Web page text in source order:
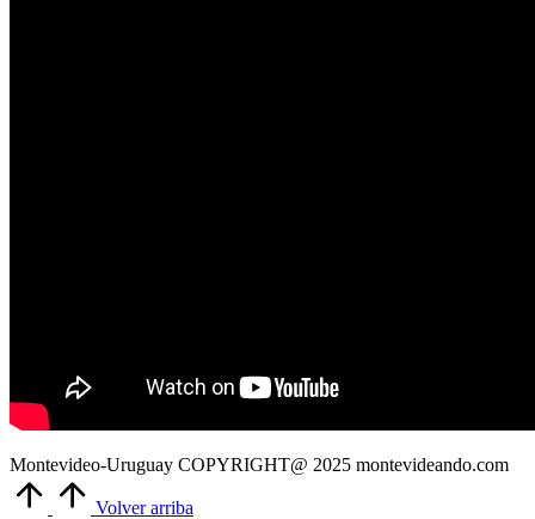
Montevideo-Uruguay COPYRIGHT@ 2025 montevideando.com
Volver arriba